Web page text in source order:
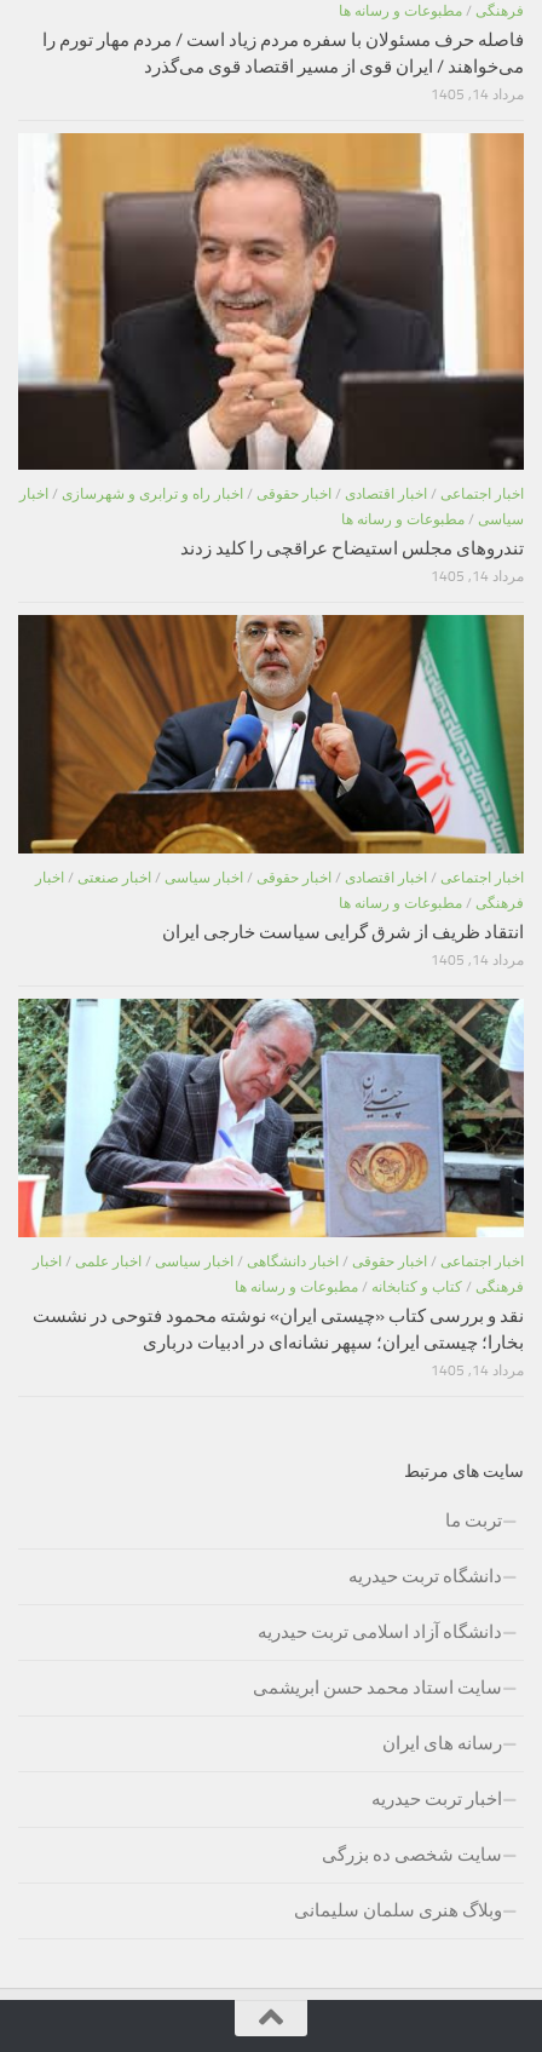
فرهنگی / مطبوعات و رسانه ها
فاصله حرف مسئولان با سفره مردم زیاد است / مردم مهار تورم را
می‌خواهند / ایران قوی از مسیر اقتصاد قوی می‌گذرد
مرداد 14, 1405
اخبار اجتماعی / اخبار اقتصادی / اخبار حقوقی / اخبار راه و ترابری و شهرسازی / اخبار
سیاسی / مطبوعات و رسانه ها
تندروهای مجلس استیضاح عراقچی را کلید زدند
مرداد 14, 1405
اخبار اجتماعی / اخبار اقتصادی / اخبار حقوقی / اخبار سیاسی / اخبار صنعتی / اخبار
فرهنگی / مطبوعات و رسانه ها
انتقاد ظریف از شرق گرایی سیاست خارجی ایران
مرداد 14, 1405
اخبار اجتماعی / اخبار حقوقی / اخبار دانشگاهی / اخبار سیاسی / اخبار علمی / اخبار
فرهنگی / کتاب و کتابخانه / مطبوعات و رسانه ها
نقد و بررسی کتاب «چیستی ایران» نوشته محمود فتوحی در نشست
بخارا؛ چیستی ایران؛ سپهر نشانه‌ای در ادبیات درباری
مرداد 14, 1405
سایت های مرتبط
تربت ما
دانشگاه تربت حیدریه
دانشگاه آزاد اسلامی تربت حیدریه
سایت استاد محمد حسن ابریشمی
رسانه های ایران
اخبار تربت حیدریه
سایت شخصی ده بزرگی
وبلاگ هنری سلمان سلیمانی